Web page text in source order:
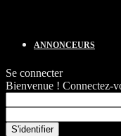
ANNONCEURS
Se connecter
Bienvenue ! Connectez-